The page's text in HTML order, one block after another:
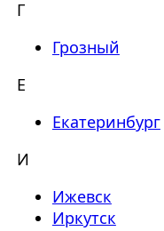
Г
Грозный
Е
Екатеринбург
И
Ижевск
Иркутск